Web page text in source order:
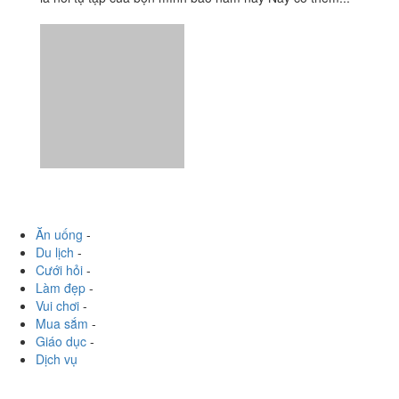
Làm đẹp -
Vui chơi-
Mua sắm-
Giáo dục -
Dịch vụ